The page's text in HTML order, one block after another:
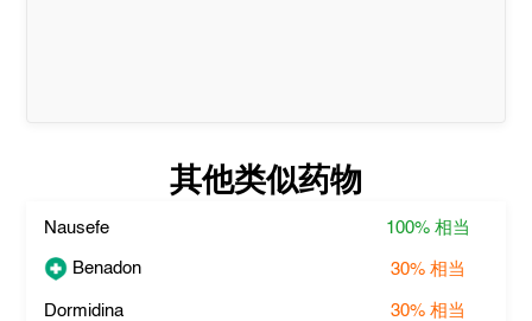
其他类似药物
Nausefe 100% 相当
Benadon 30% 相当
Dormidina 30% 相当